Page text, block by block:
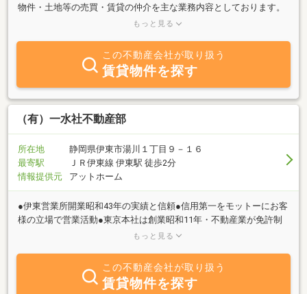
物件・土地等の売買・賃貸の仲介を主な業務内容としております。
又、リフォームの斡旋も致します。温泉付・海一望・菜園等、別
ます。お気軽にご相談下さい。
もっと見る
この不動産会社が取り扱う
賃貸物件を探す
（有）一水社不動産部
所在地
静岡県伊東市湯川１丁目９－１６
最寄駅
ＪＲ伊東線 伊東駅 徒歩2分
情報提供元
アットホーム
●伊東営業所開業昭和43年の実績と信頼●信用第一をモットーにお客
様の立場で営業活動●東京本社は創業昭和11年・不動産業が免許制
になる前から営業しています●ベテラン営業マンが一生懸命お客様
お買い替えのお客様には東京本社が強力にサポート！●ＪＲ伊東駅
前。お車でお越しのお客様は提携パーキングご案内します。※当社
オリジナルホームページでは豊富な写真入りで物件を紹介していま
もっと見る
この不動産会社が取り扱う
賃貸物件を探す